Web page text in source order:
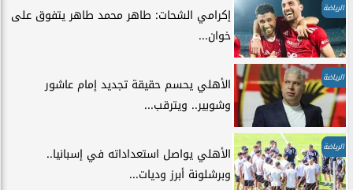
الرياضة
إكرامي الشحات: طاهر محمد طاهر يتفوق على
خوان...
الرياضة
الأهلي يحسم حقيقة تجديد إمام عاشور
وشوبير.. ويترقب...
الرياضة
الأهلي يواصل استعداداته في إسبانيا..
وبرشلونة أبرز وديات...